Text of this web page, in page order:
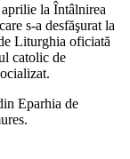
la Întâlnirea
s-a desfăşurat la
Liturghia oficiată
catolic de
Eparhia de